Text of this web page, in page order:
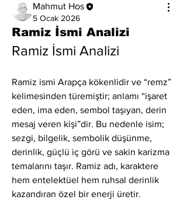
Mahmut Hos
5 Ocak 2026
Ramiz İsmi Analizi
Ramiz İsmi Analizi
Ramiz ismi Arapça kökenlidir ve “remz”
kelimesinden türemiştir; anlamı “işaret
eden, ima eden, sembol taşıyan, derin
mesaj veren kişi”dir. Bu nedenle isim;
sezgi, bilgelik, sembolik düşünme,
derinlik, güçlü iç görü ve sakin karizma
temalarını taşır. Ramiz adı, karaktere
hem entelektüel hem ruhsal derinlik
kazandıran özel bir enerji üretir.